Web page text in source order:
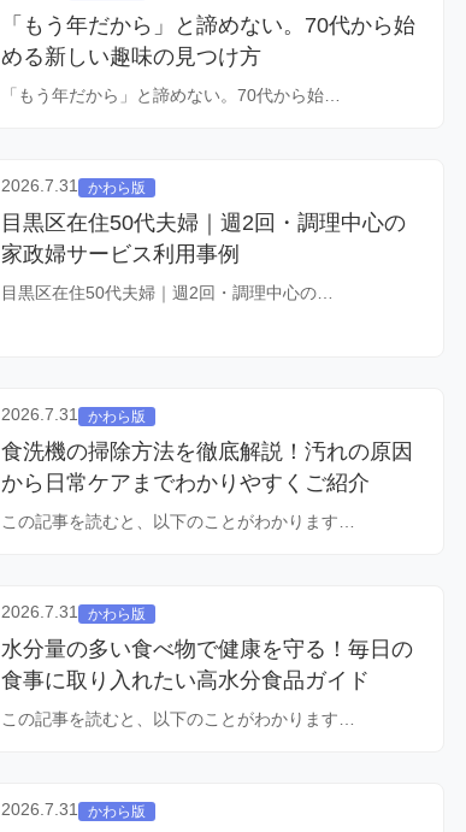
「もう年だから」と諦めない。70代から始
める新しい趣味の見つけ方
「もう年だから」と諦めない。70代から始…
2026.7.31 かわら版
目黒区在住50代夫婦｜週2回・調理中心の
家政婦サービス利用事例
目黒区在住50代夫婦｜週2回・調理中心の…
2026.7.31 かわら版
食洗機の掃除方法を徹底解説！汚れの原因
から日常ケアまでわかりやすくご紹介
この記事を読むと、以下のことがわかります…
2026.7.31 かわら版
水分量の多い食べ物で健康を守る！毎日の
食事に取り入れたい高水分食品ガイド
この記事を読むと、以下のことがわかります…
2026.7.31 かわら版